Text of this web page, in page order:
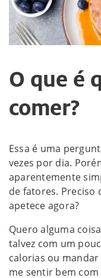
O que é
comer?
Essa é uma
vezes por dia.
aparentemente
de fatores. Preciso
apetece agora?
Quero alguma
talvez com um
calorias ou
me sentir bem